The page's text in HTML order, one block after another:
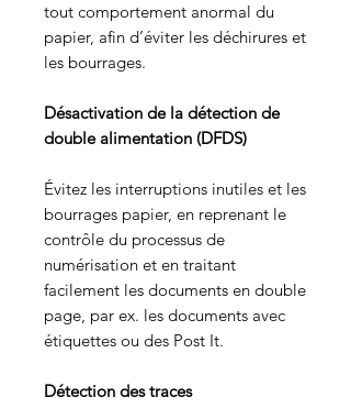
tout comportement anormal du
papier, afin d’éviter les déchirures et
les bourrages.
Désactivation de la détection de
double alimentation (DFDS)
Évitez les interruptions inutiles et les
bourrages papier, en reprenant le
contrôle du processus de
numérisation et en traitant
facilement les documents en double
page, par ex. les documents avec
étiquettes ou des Post It.
Détection des traces